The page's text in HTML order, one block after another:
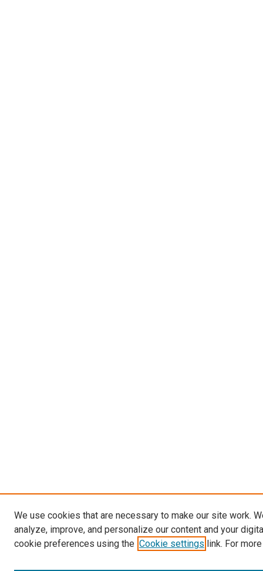
We use cookies that are necessary to make our site work.
analyze, improve, and personalize our content and your
cookie preferences using the Cookie settings link. For